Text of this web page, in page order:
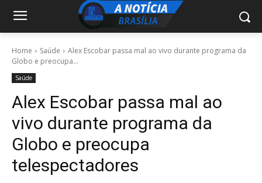
Home Saúde
Alex Escobar passa mal ao vivo durante programa da
Globo e preocupa...
Saúde
Alex Escobar passa mal ao
vivo durante programa da
Globo e preocupa
telespectadores